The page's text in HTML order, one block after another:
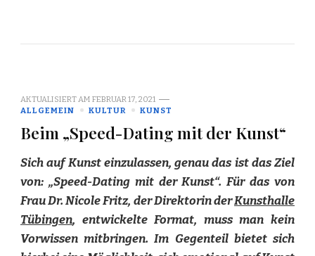
AKTUALISIERT AM FEBRUAR 17, 2021
ALLGEMEIN
KULTUR KUNST
Beim „Speed-Dating mit der Kunst“
Sich auf Kunst einzulassen, genau das ist das Ziel
von: „Speed-Dating mit der Kunst“. Für das von
Frau Dr. Nicole Fritz, der Direktorin derKunsthalle
Tübingen, entwickelte Format, muss man kein
Vorwissen mitbringen. Im Gegenteil bietet sich